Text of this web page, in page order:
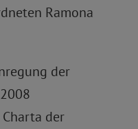
Ramona
der
der